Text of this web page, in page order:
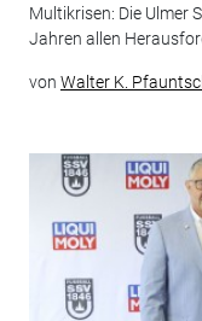
Multikrisen: Die Ulmer
Jahren allen
von Walter K.